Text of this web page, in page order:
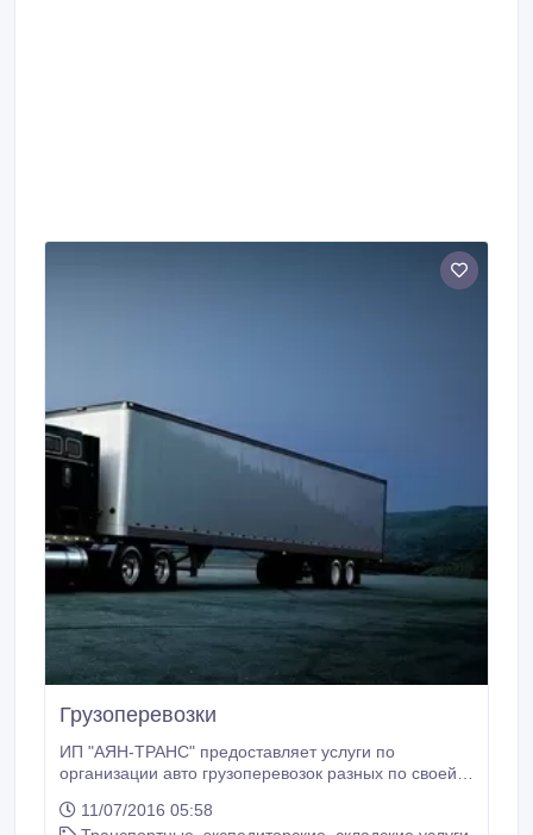
Грузоперевозки
ИП "АЯН-ТРАНС" предоставляет услуги по
организации авто грузоперевозок разных по своей
температурным режимом) по всем городам
11/07/2016 05:58